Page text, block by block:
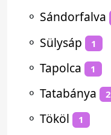
⚬ Sándorfalva
⚬ Sülysáp 1
⚬ Tapolca 1
⚬ Tatabánya 2
⚬ Tököl 1